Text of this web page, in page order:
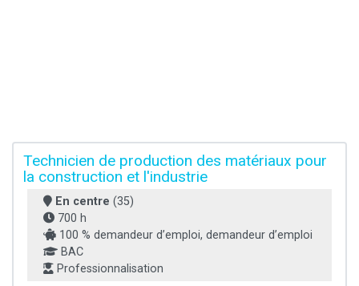
Technicien de production des matériaux pour
la construction et l'industrie
En centre (35)
700 h
100 % demandeur d’emploi, demandeur d’emploi
BAC
Professionnalisation